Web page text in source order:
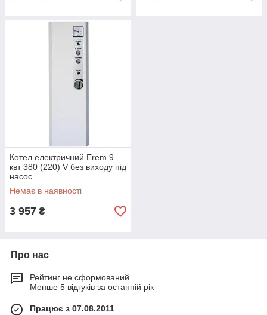
Котел електричний Erem 9
квт 380 (220) V без виходу під
насос
Немає в наявності
3 957 ₴
Про нас
Рейтинг не сформований
Менше 5 відгуків за останній рік
Працює з 07.08.2011